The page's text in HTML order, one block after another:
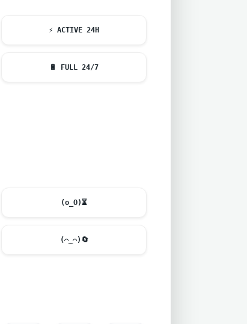
⚡ ACTIVE 24H
🔋 FULL 24/7
(o_O)⏳
(⌒‿⌒) 🔄